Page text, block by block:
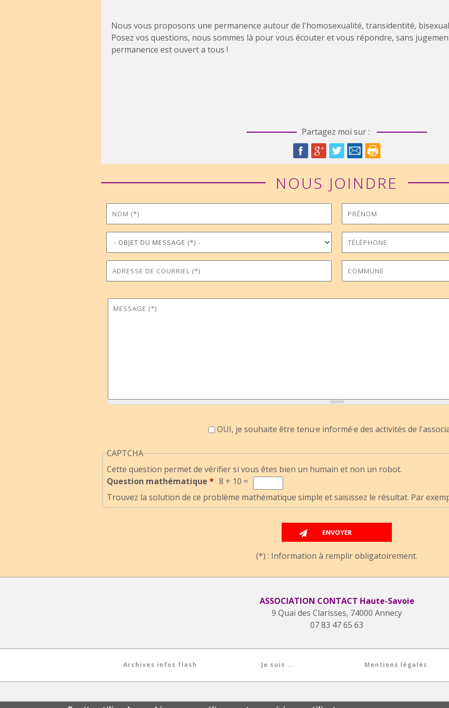
Nous vous proposons une permanence autour de l'homosexualité, transidentité,
Posez vos questions, nous sommes là pour vous écouter et vous répondre, sans
permanence est ouvert a tous !
Partagez moi sur :
NOUS JOINDRE
Nom*
Prénom
Objet du message *
Téléphone
Adresse de courriel*
Commune
Message*
OUI, je souhaite être tenu·e informé·e des activités de
CAPTCHA
Cette question permet de vérifier si vous êtes bien un humain et non un robot.
Question mathématique * 8 + 10 =
Trouvez la solution de ce problème mathématique simple et saisissez le résultat. Par
(*) : Information à remplir obligatoirement.
ASSOCIATION CONTACT Haute-Savoie
9 Quai des Clarisses, 74000 Annecy
07 83 47 65 63
Archives infos flash Je suis ... Mentions légales
CONTACT FRANCE © 1993-2026. Tous droits réservés.